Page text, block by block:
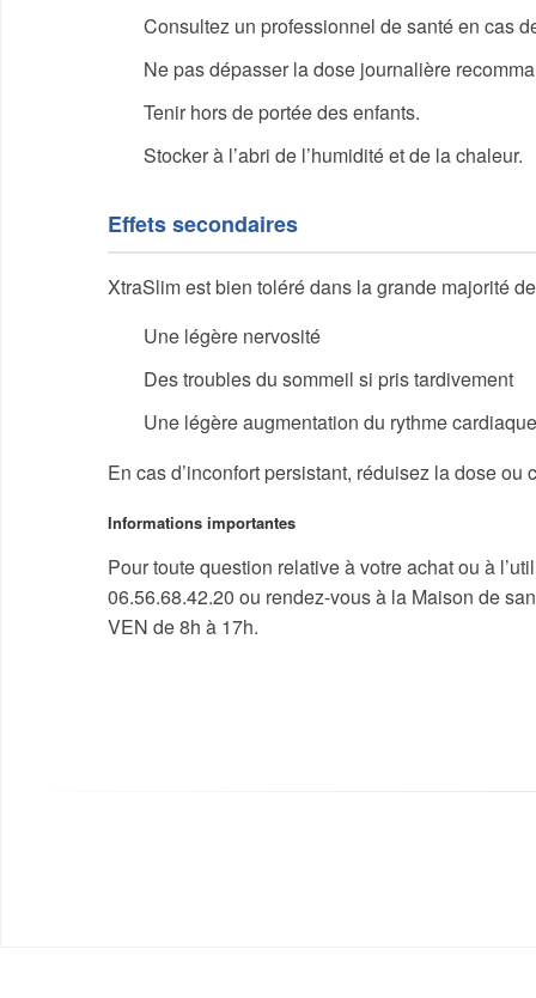
Consultez un professionnel de santé en cas
Ne pas dépasser la dose journalière
Tenir hors de portée des enfants.
Stocker à l’abri de l’humidité et de la chaleur.
Effets secondaires
XtraSlim est bien toléré dans la grande majorité
Une légère nervosité
Des troubles du sommeil si pris tardivement
Une légère augmentation du rythme cardiaque
En cas d’inconfort persistant, réduisez la dose ou
Informations importantes
Pour toute question relative à votre achat ou à
06.56.68.42.20 ou rendez-vous à la Maison de
VEN de 8h à 17h.